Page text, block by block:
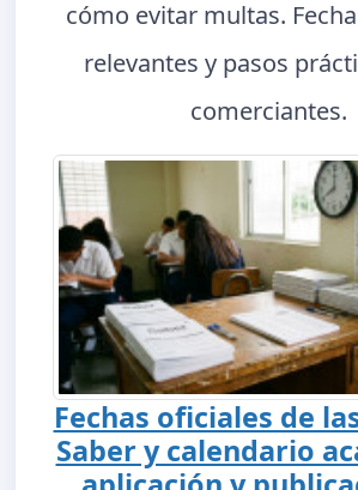
cómo evitar multas.
relevantes y pasos
comerciantes.
Fechas oficiales de
Saber y calendario